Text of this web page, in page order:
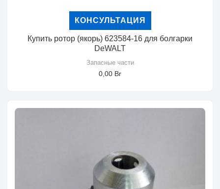
КОНСУЛЬТАЦИЯ
Купить ротор (якорь) 623584-16 для болгарки
DeWALT
Запасные части
0,00 Br